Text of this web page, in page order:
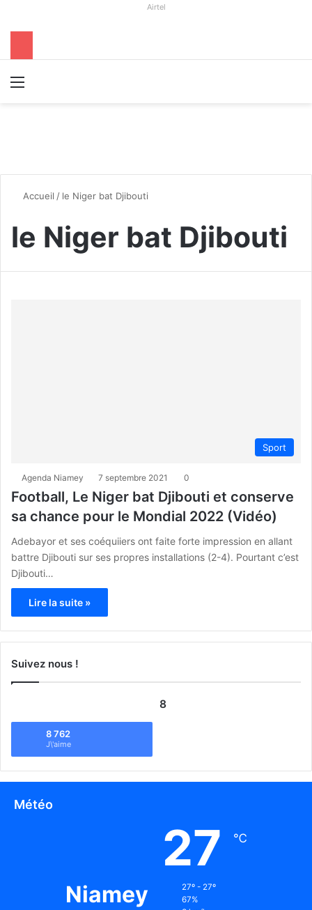
Airtel
Accueil / le Niger bat Djibouti
le Niger bat Djibouti
Sport
Agenda Niamey 7 septembre 2021 0
Football, Le Niger bat Djibouti et conserve
sa chance pour le Mondial 2022 (Vidéo)
Adebayor et ses coéquiiers ont faite forte impression en allant
battre Djibouti sur ses propres installations (2-4). Pourtant c’est
Djibouti…
Lire la suite »
Suivez nous !
8
8 762
J\'aime
Météo
Niamey
27 ℃
27º - 27º
67%